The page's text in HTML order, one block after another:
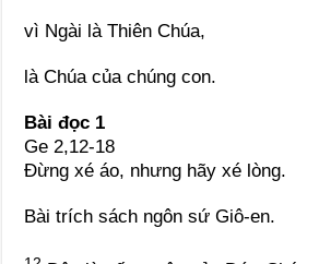
vì Ngài là Thiên Chúa,
là Chúa của chúng con.
Bài đọc 1
Ge 2,12-18
Đừng xé áo, nhưng hãy xé lòng.
Bài trích sách ngôn sứ Giô-en.